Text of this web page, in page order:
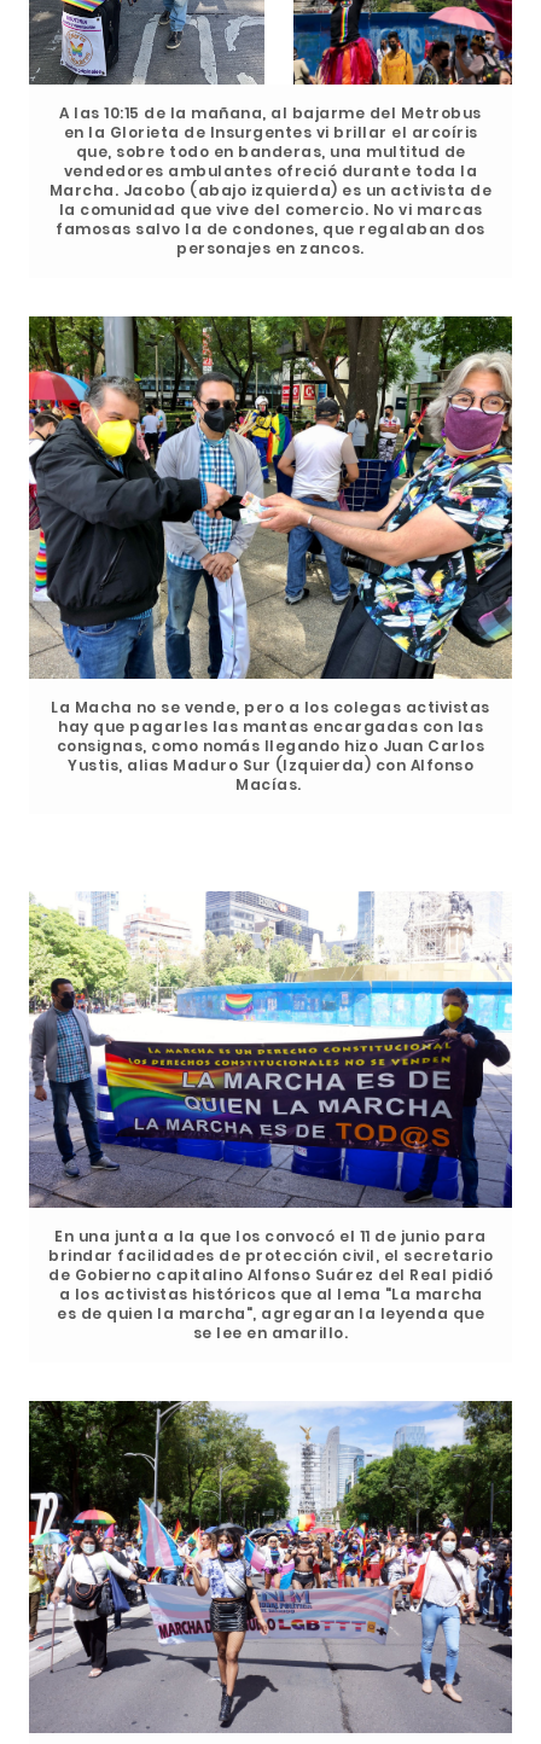
A las 10:15 de la mañana, al bajarme del Metrobus
en la Glorieta de Insurgentes vi brillar el arcoíris
que, sobre todo en banderas, una multitud de
vendedores ambulantes ofreció durante toda la
Marcha. Jacobo (abajo izquierda) es un activista de
la comunidad que vive del comercio. No vi marcas
famosas salvo la de condones, que regalaban dos
personajes en zancos.
La Macha no se vende, pero a los colegas activistas
hay que pagarles las mantas encargadas con las
consignas, como nomás llegando hizo Juan Carlos
Yustis, alias Maduro Sur (Izquierda) con Alfonso
Macías.
En una junta a la que los convocó el 11 de junio para
brindar facilidades de protección civil, el secretario
de Gobierno capitalino Alfonso Suárez del Real pidió
a los activistas históricos que al lema "La marcha
es de quien la marcha", agregaran la leyenda que
se lee en amarillo.